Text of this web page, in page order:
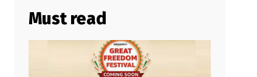
Must read